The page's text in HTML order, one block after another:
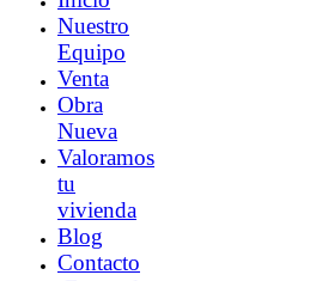
Nuestro
Equipo
Venta
Obra
Nueva
Valoramos
tu
vivienda
Blog
Contacto